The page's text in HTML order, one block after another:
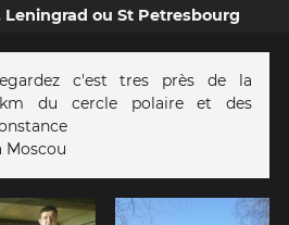
ou St Petresbourg
c'est tres près de la
du cercle polaire et des
Moscou